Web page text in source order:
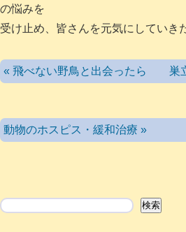
の悩みを
受け止め、皆さんを元気にしていき
« 飛べない野鳥と出会ったら 巣
動物のホスピス・緩和治療 »
検索 検索